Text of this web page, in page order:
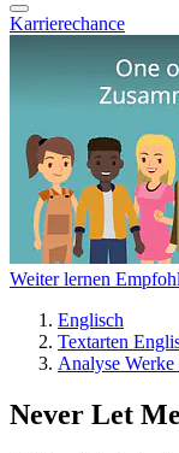
Karrierechance
Weiter lernen
Englisch
Textarten
Analyse Werke
Never Let